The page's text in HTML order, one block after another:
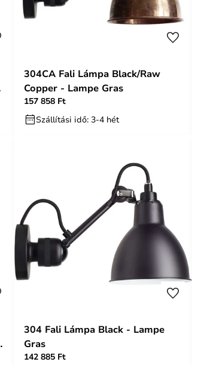
304CA Fali Lámpa Black/Raw
Copper - Lampe Gras
157 858 Ft
Szállítási idő: 3-4 hét
304 Fali Lámpa Black - Lampe
Gras
142 885 Ft